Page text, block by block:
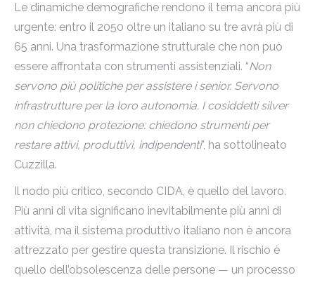
Le dinamiche demografiche rendono il tema ancora più
urgente: entro il 2050 oltre un italiano su tre avrà più di
65 anni. Una trasformazione strutturale che non può
essere affrontata con strumenti assistenziali. “Non
servono più politiche per assistere i senior. Servono
infrastrutture per la loro autonomia. I cosiddetti silver
non chiedono protezione: chiedono strumenti per
restare attivi, produttivi, indipendenti”, ha sottolineato
Cuzzilla.
Il nodo più critico, secondo CIDA, è quello del lavoro.
Più anni di vita significano inevitabilmente più anni di
attività, ma il sistema produttivo italiano non è ancora
attrezzato per gestire questa transizione. Il rischio è
quello dell’obsolescenza delle persone — un processo